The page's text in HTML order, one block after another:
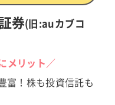
券(旧:auカブコ
メリット／
富！株も投資信託も